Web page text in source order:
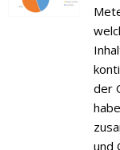
der
und